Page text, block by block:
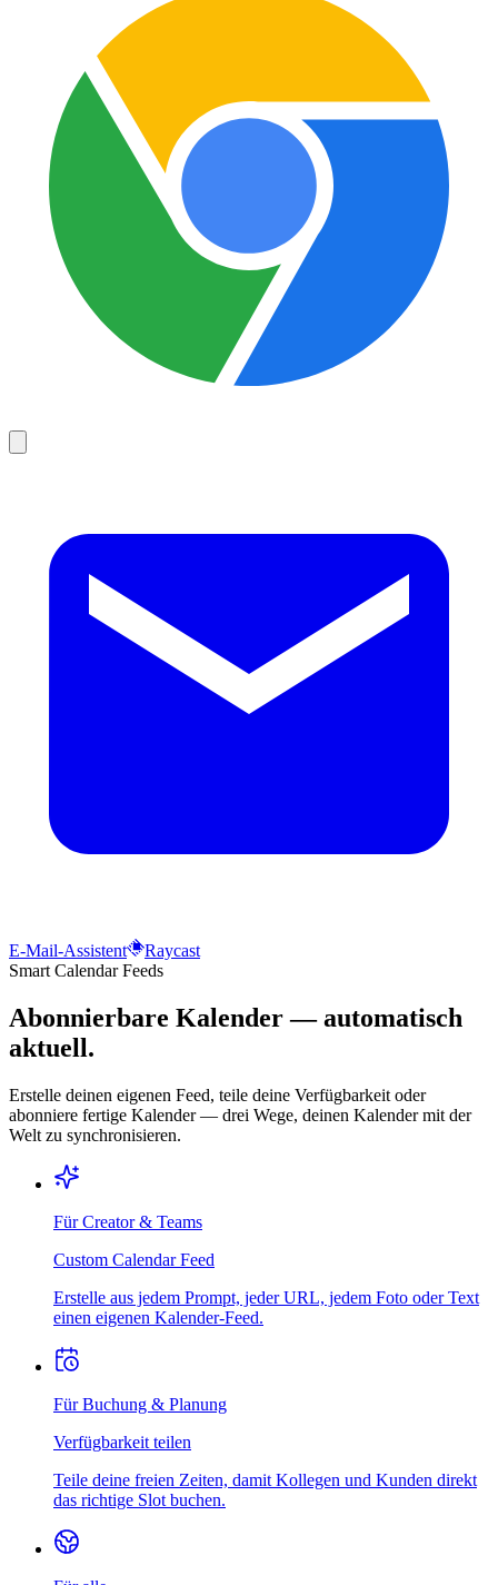
E-Mail-Assistent
Raycast
Smart Calendar Feeds
Abonnierbare Kalender — automatisch
aktuell.
Erstelle deinen eigenen Feed, teile deine Verfügbarkeit oder
abonniere fertige Kalender — drei Wege, deinen Kalender mit der
Welt zu synchronisieren.
Für Creator & Teams
Custom Calendar Feed
Erstelle aus jedem Prompt, jeder URL, jedem Foto oder Text
einen eigenen Kalender-Feed.
Für Buchung & Planung
Verfügbarkeit teilen
Teile deine freien Zeiten, damit Kollegen und Kunden direkt
das richtige Slot buchen.